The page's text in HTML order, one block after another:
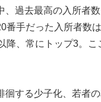
、過去最高の入所者
番手だった入所者数
降、常にトップ3。こ
徊する少子化、若者